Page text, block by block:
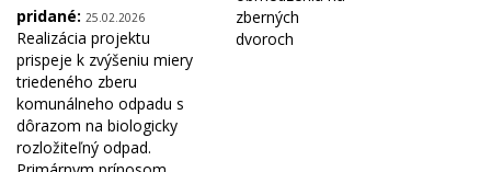
pridané: 25.02.2026
Realizácia projektu
prispeje k zvýšeniu miery
triedeného zberu
komunálneho odpadu s
dôrazom na biologicky
rozložiteľný odpad.
zberných
dvoroch